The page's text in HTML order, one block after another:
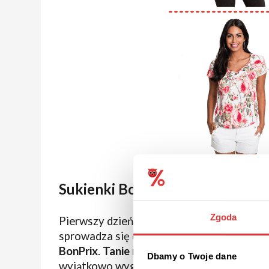
Zgoda
Dbamy o Twoje dane
Sukienki BonPrix
Pierwszy dzień wiosny już za nami. Za
sprowadza się do długo wyczekiwanego
BonPrix. Tanie modne sukienki
pozwolą
wyjątkowo wygodnie. Sprawdź dostępne